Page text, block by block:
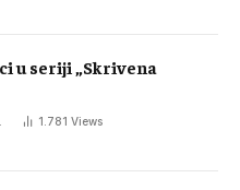
u seriji „Skrivena
1.781 Views